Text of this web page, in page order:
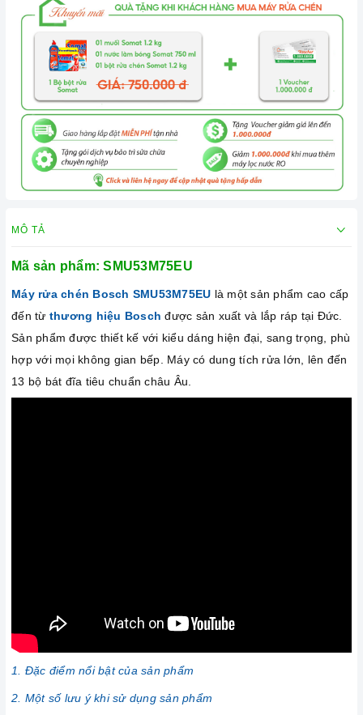
MÔ TẢ
Mã sản phẩm:SMU53M75EU
Máy rửa chén Bosch SMU53M75EU là một sản phẩm cao cấp
đến từ thương hiệu Bosch được sản xuất và lắp ráp tại Đức.
Sản phẩm được thiết kế với kiểu dáng hiện đại, sang trọng, phù
hợp với mọi không gian bếp. Máy có dung tích rửa lớn, lên đến
13 bộ bát đĩa tiêu chuẩn châu Âu.
1. Đặc điểm nổi bật của sản phẩm
2. Một số lưu ý khi sử dụng sản phẩm